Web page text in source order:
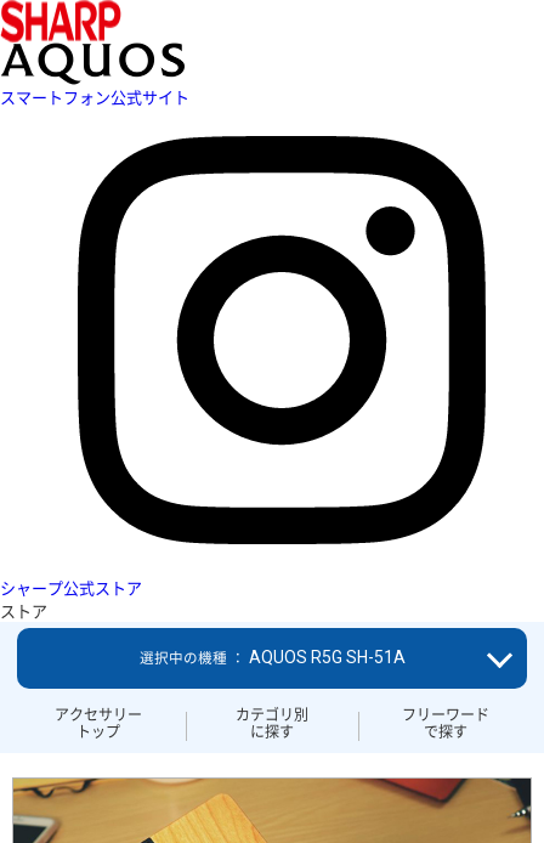
スマートフォン公式サイト
シャープ公式ストア
ストア
アクセサリー
トップ
カテゴリ別
に探す
フリーワード
で探す
選択中の機種 ： AQUOS R5G SH-51A